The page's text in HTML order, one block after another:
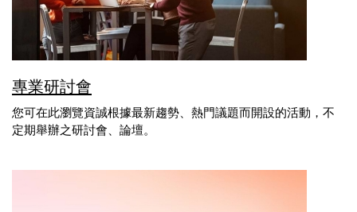
專業研討會
您可在此瀏覽資誠根據最新趨勢、熱門議題而開設的活動，不
定期舉辦之研討會、論壇。